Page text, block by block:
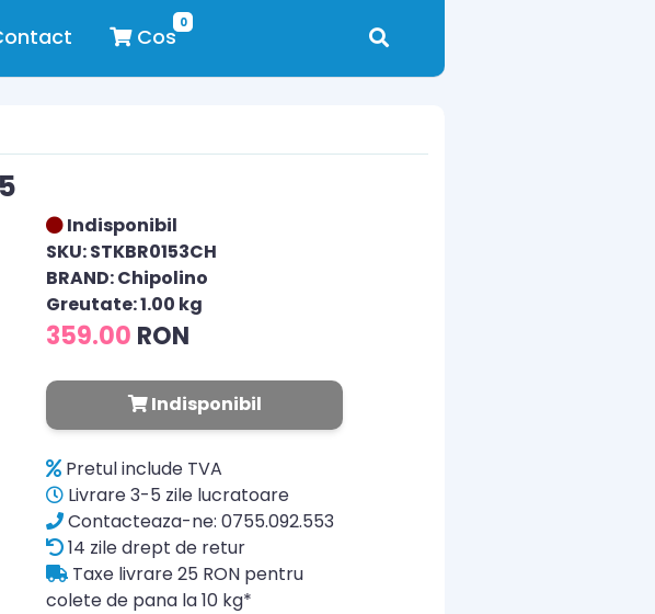
0
Cos
Indisponibil
SKU: STKBR0153CH
BRAND: Chipolino
Greutate: 1.00 kg
359.00 RON
Indisponibil
Pretul include TVA
Livrare 3-5 zile lucratoare
Contacteaza-ne: 0755.092.553
14 zile drept de retur
Taxe livrare 25 RON pentru
colete de pana la 10 kg*